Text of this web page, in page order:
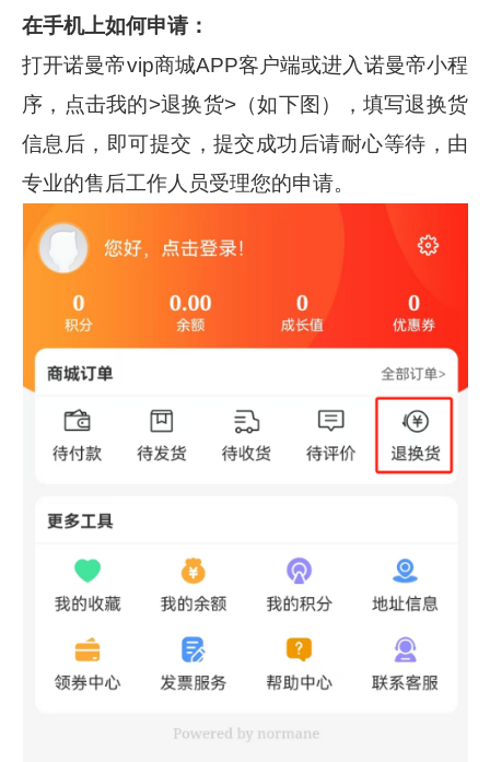
在手机上如何申请：
打开诺曼帝vip商城APP客户端或进入诺曼帝小程
序，点击我的>退换货>（如下图），填写退换货
信息后，即可提交，提交成功后请耐心等待，由
专业的售后工作人员受理您的申请。